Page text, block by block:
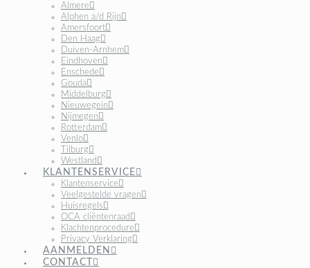
Almere
Alphen a/d Rijn
Amersfoort
Den Haag
Duiven-Arnhem
Eindhoven
Enschede
Gouda
Middelburg
Nieuwegein
Nijmegen
Rotterdam
Venlo
Tilburg
Westland
KLANTENSERVICE
Klantenservice
Veelgestelde vragen
Huisregels
OCA cliëntenraad
Klachtenprocedure
Privacy Verklaring
AANMELDEN
CONTACT